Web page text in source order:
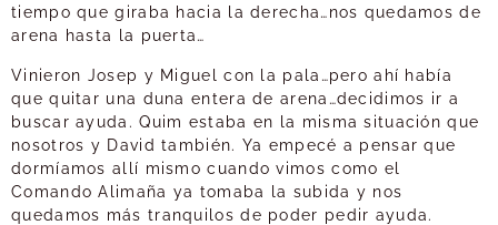
tiempo que giraba hacia la derecha…nos quedamos de
arena hasta la puerta…
Vinieron Josep y Miguel con la pala…pero ahí había
que quitar una duna entera de arena…decidimos ir a
buscar ayuda. Quim estaba en la misma situación que
nosotros y David también. Ya empecé a pensar que
dormíamos allí mismo cuando vimos como el
Comando Alimaña ya tomaba la subida y nos
quedamos más tranquilos de poder pedir ayuda.